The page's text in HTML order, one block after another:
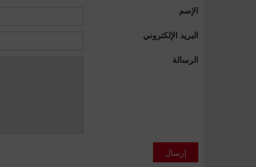
الإسم
البريد الإلكتروني
الرسالة
إرسال